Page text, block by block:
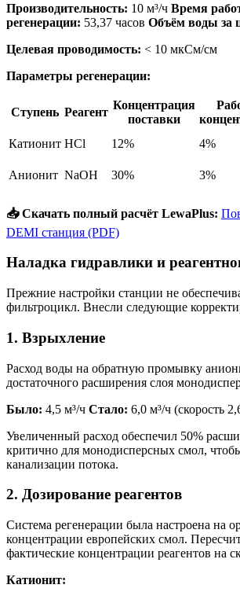
Производительность: 10 м³/ч Время
регенерации: 53,37 часов Объём воды за
Целевая проводимость: < 10 мкСм/см
Параметры регенерации:
Ступень Реагент
Концентрация
поставки
Катионит HCl 12% 4%
Анионит NaOH 30% 3%
📥 Скачать полный расчёт LewaPlus:
DEMI станция (PDF)
Наладка гидравлики и
Прежние настройки станции не
фильтроцикл. Внесли следующие
1. Взрыхление
Расход воды на обратную промывку
достаточного расширения слоя
Было: 4,5 м³/ч Стало: 6,0 м³/ч (скорость
Увеличенный расход обеспечил 50%
критично для монодисперсных смол,
канализации потока.
2. Дозирование реагентов
Система регенерации была настроена на
концентрации европейских смол.
фактические концентрации реагентов на
Катионит: